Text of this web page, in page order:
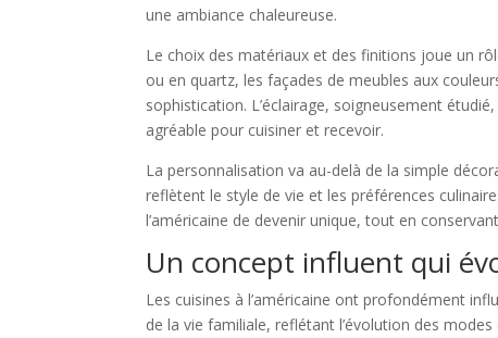
une ambiance chaleureuse.
Le choix des matériaux et des finitions joue un
ou en quartz, les façades de meubles aux
sophistication. L’éclairage, soigneusement
agréable pour cuisiner et recevoir.
La personnalisation va au-delà de la simple
reflètent le style de vie et les préférences
l’américaine de devenir unique, tout en
Un concept influent qui
Les cuisines à l’américaine ont profondément
de la vie familiale, reflétant l’évolution des